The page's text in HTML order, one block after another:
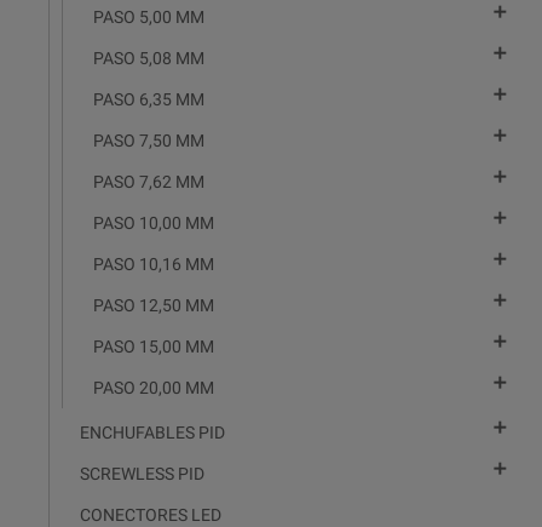
PASO 5,00 MM 
PASO 5,08 MM 
PASO 6,35 MM 
PASO 7,50 MM 
PASO 7,62 MM 
PASO 10,00 MM 
PASO 10,16 MM 
PASO 12,50 MM 
PASO 15,00 MM 
PASO 20,00 MM 
ENCHUFABLES PID 
SCREWLESS PID 
CONECTORES LED